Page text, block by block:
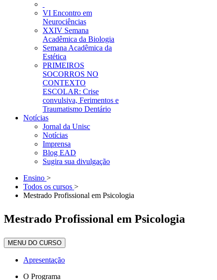
VI Encontro em
Neurociências
XXIV Semana
Acadêmica da Biologia
Semana Acadêmica da
Estética
PRIMEIROS
SOCORROS NO
CONTEXTO
ESCOLAR: Crise
convulsiva, Ferimentos e
Traumatismo Dentário
Notícias
Jornal da Unisc
Notícias
Imprensa
Blog EAD
Sugira sua divulgação
Ensino >
Todos os cursos >
Mestrado Profissional em Psicologia
Mestrado Profissional em Psicologia
MENU DO CURSO
Apresentação
O Programa